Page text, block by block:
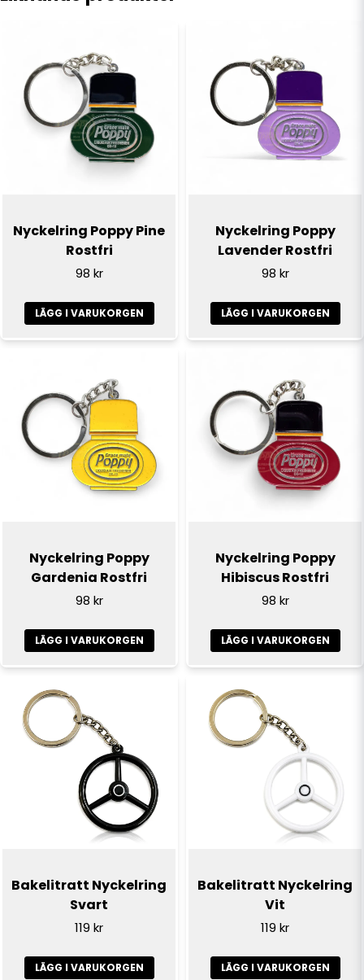
email
E-postadress
Skicka fråga
Nyckelring Poppy Pine
Rostfri
98 kr
LÄGG I VARUKORGEN
Nyckelring Poppy
Lavender Rostfri
98 kr
LÄGG I VARUKORGEN
Nyckelring Poppy
Gardenia Rostfri
98 kr
LÄGG I VARUKORGEN
Nyckelring Poppy
Hibiscus Rostfri
98 kr
LÄGG I VARUKORGEN
Bakelitratt Nyckelring
Svart
119 kr
LÄGG I VARUKORGEN
Bakelitratt Nyckelring
Vit
119 kr
LÄGG I VARUKORGEN